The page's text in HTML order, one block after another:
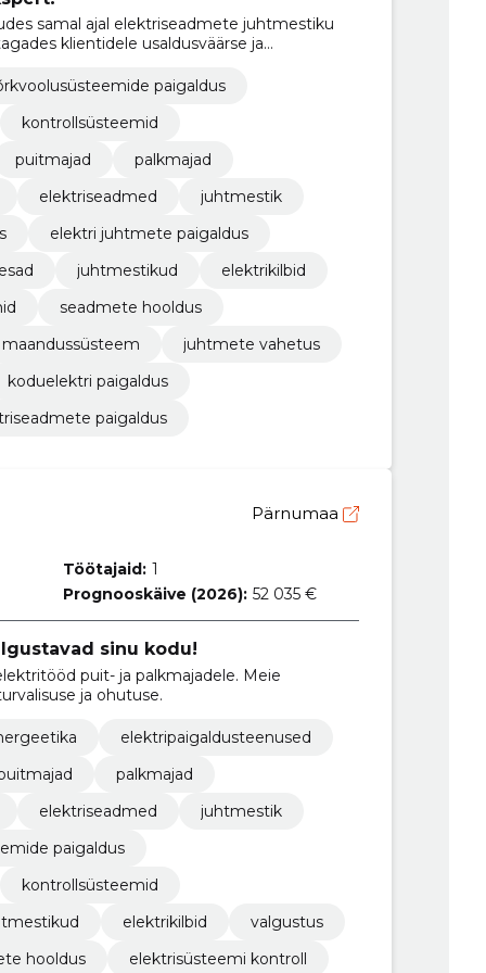
samal ajal elektriseadmete juhtmestiku
klientidele usaldusväärse ja
paigaldus
kontrollsüsteemid
puitmajad
palkmajad
elektriseadmed
juhtmestik
elektri juhtmete paigaldus
juhtmestikud
elektrikilbid
seadmete hooldus
maandussüsteem
juhtmete vahetus
koduelektri paigaldus
paigaldus
Pärnumaa
Töötajaid: 1
Prognooskäive (2026): 52 035 €
sinu kodu!
puit- ja palkmajadele. Meie
ja ohutuse.
elektripaigaldusteenused
palkmajad
elektriseadmed
juhtmestik
paigaldus
kontrollsüsteemid
elektrikilbid
valgustus
hooldus
elektrisüsteemi kontroll